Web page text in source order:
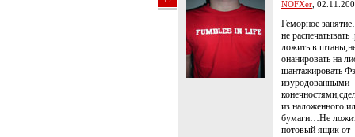
NOFXer ,
Геморное
не распечатывать
ложить в
онанировать на
шантажировать
изуродованными
из наложенного
бумаги…Не
потовый ящик от